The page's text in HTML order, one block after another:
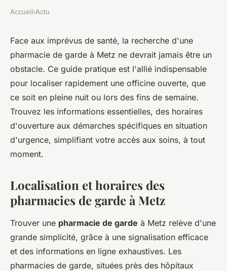
Pharmacie de garde à Metz :
guide pratique
léonne•25 avril 2024•2 min de lecture
Accueil›Actu
Face aux imprévus de santé, la recherche d'une
pharmacie de garde à Metz ne devrait jamais être un
obstacle. Ce guide pratique est l'allié indispensable
pour localiser rapidement une officine ouverte, que
ce soit en pleine nuit ou lors des fins de semaine.
Trouvez les informations essentielles, des horaires
d'ouverture aux démarches spécifiques en situation
d'urgence, simplifiant votre accès aux soins, à tout
moment.
Localisation et horaires des
pharmacies de garde à Metz
Trouver une pharmacie de garde à Metz relève d'une
grande simplicité, grâce à une signalisation efficace
et des informations en ligne exhaustives. Les
pharmacies de garde, situées près des hôpitaux